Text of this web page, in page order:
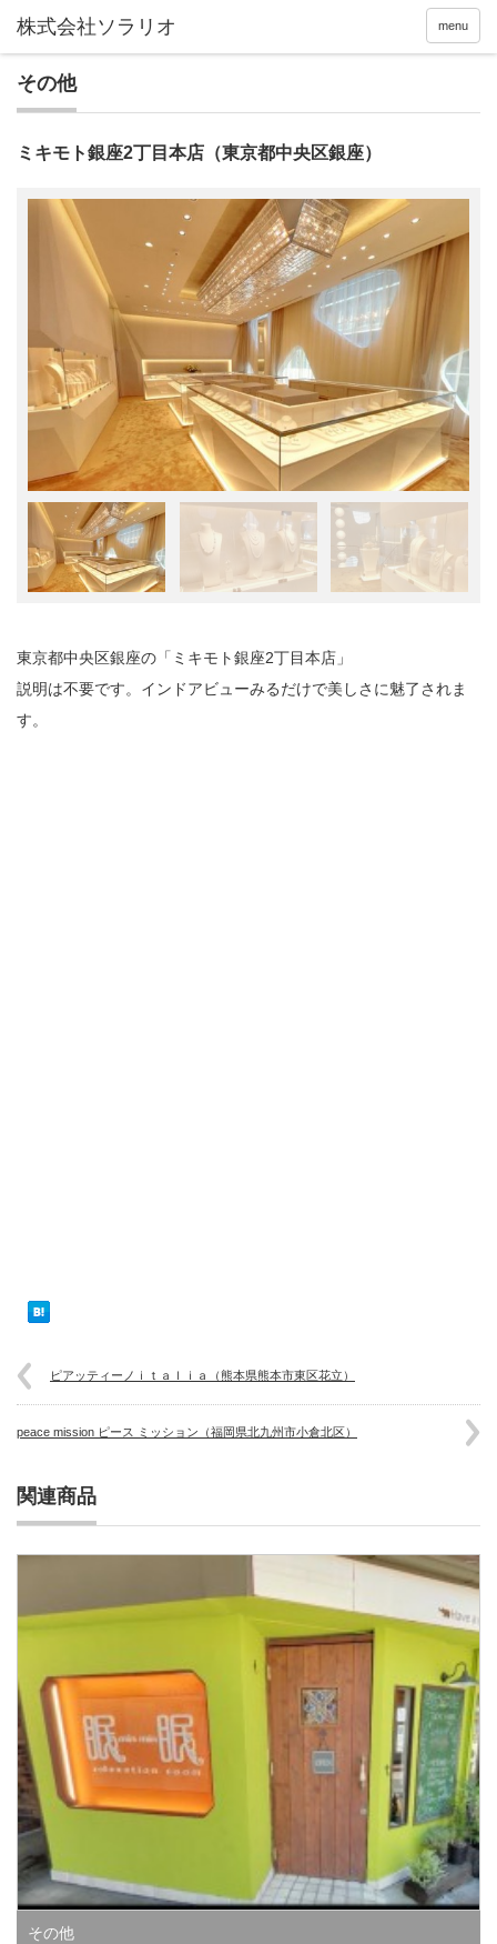
menu
その他
ミキモト銀座2丁目本店（東京都中央区銀座）
東京都中央区銀座の「ミキモト銀座2丁目本店」
説明は不要です。インドアビューみるだけで美しさに魅了されま
す。
ピアッティーノｉｔａｌｉａ（熊本県熊本市東区花立）
peace mission ピース ミッション（福岡県北九州市小倉北区）
関連商品
その他